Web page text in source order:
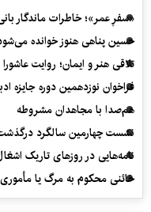
«سفرِ عمر»؛ خاطرات ماندگار
حسین پناهی هنوز خوانده
تلاقی هنر و ایمان؛ روایت
فراخوان نوزدهمین دوره جایزه
هم‌صدا با مجاهدان مشروطه
نشست چهارمین سالگرد
نامه‌هایی در روزهای تاریک
خائنی محکوم به مرگ یا